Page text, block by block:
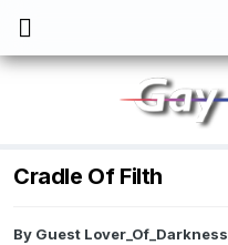
Cradle Of Filth
By Guest Lover_Of_Darkness